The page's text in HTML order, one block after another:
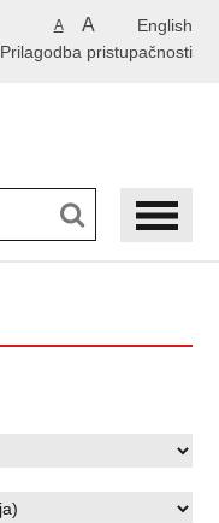
English
A A
Prilagodba pristupačnosti